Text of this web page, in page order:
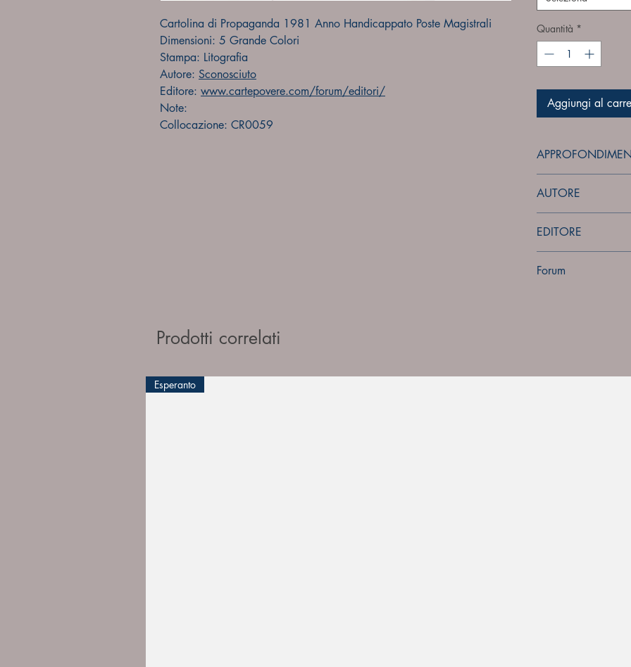
Cartolina di Propaganda 1981 Anno Handicappato Poste Magistrali
Dimensioni: 5 Grande Colori
Stampa: Litografia
Autore: Sconosciuto
Editore: www.cartepovere.com/forum/editori/
Note:
Collocazione: CR0059
Quantità *
Aggiungi al
AUTORE
EDITORE
Forum
Prodotti correlati
Esperanto